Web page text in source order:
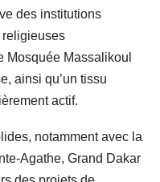
des institutions
religieuses
Mosquée Massalikoul
ainsi qu’un tissu
actif.
notamment avec la
Agathe, Grand Dakar